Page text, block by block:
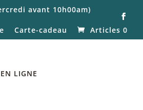
avant 10h00am)
Carte-cadeau Articles 0
LIGNE